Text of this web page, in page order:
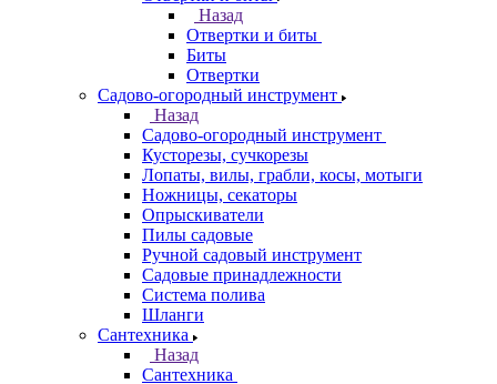
Назад
Отвертки и биты
Биты
Отвертки
Садово-огородный инструмент
Назад
Садово-огородный инструмент
Кусторезы, сучкорезы
Лопаты, вилы, грабли, косы, мотыги
Ножницы, секаторы
Опрыскиватели
Пилы садовые
Ручной садовый инструмент
Садовые принадлежности
Система полива
Шланги
Сантехника
Назад
Сантехника